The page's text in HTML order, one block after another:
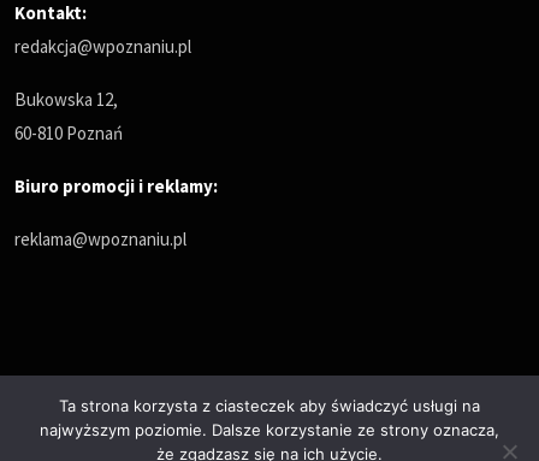
Kontakt:
redakcja@wpoznaniu.pl
Bukowska 12,
60-810 Poznań
Biuro promocji i reklamy:
reklama@wpoznaniu.pl
Polityka prywatności
Ta strona korzysta z ciasteczek aby świadczyć usługi na
najwyższym poziomie. Dalsze korzystanie ze strony oznacza,
że zgadzasz się na ich użycie.